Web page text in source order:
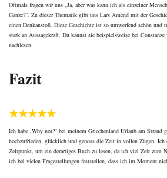
Oftmals fragen wir uns „Ja, aber was kann ich als einzelner
Ganze?“. Zu dieser Thematik gibt uns Lars Amend mit der
einen Denkanstoß. Diese Geschichte ist so umwerfend schön und
stark an Aussagekraft. Du kannst sie beispielsweise bei
nachlesen.
Fazit
★★★★★
Ich habe „Why not?“ bei meinem Griechenland Urlaub am Strand
hochzufrieden, glücklich und genoss die Zeit in vollen Zügen. Ich
Zeitpunkt, um ein derartiges Buch zu lesen, da ich viel Zeit zum
ich bei vielen Fragestellungen feststellen, dass ich im Moment